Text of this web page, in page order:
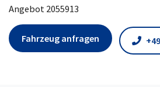
Angebot 2055913
Fahrzeug anfragen